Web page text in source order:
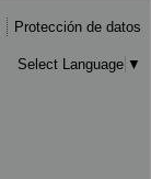
Protección de datos
Select Language ▼